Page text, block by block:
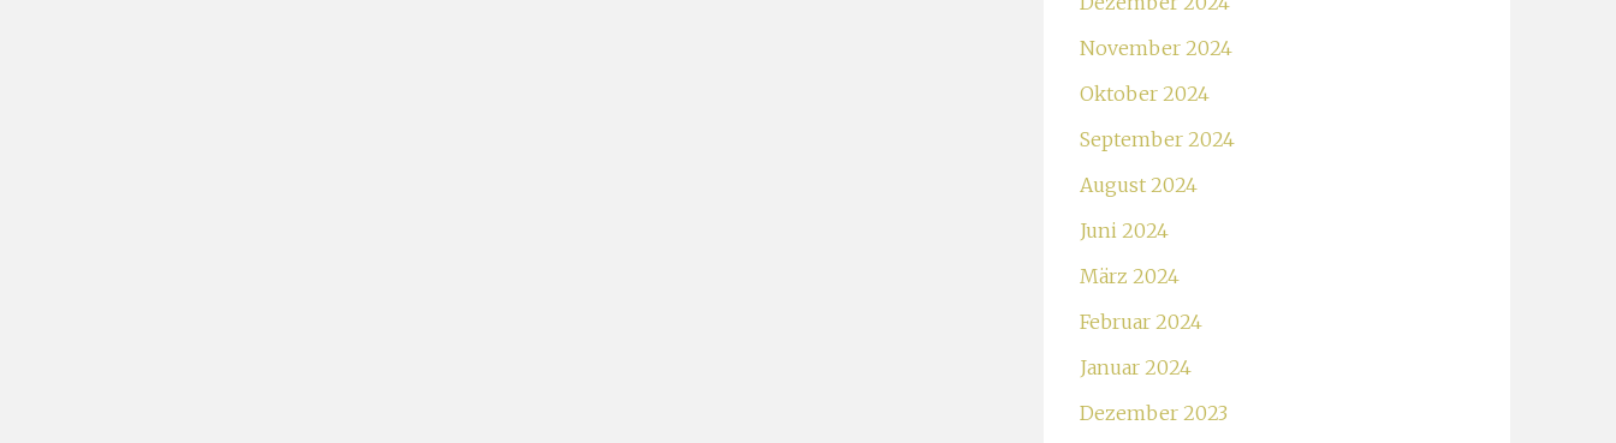
November 2024
Oktober 2024
September 2024
August 2024
Juni 2024
März 2024
Februar 2024
Januar 2024
Dezember 2023